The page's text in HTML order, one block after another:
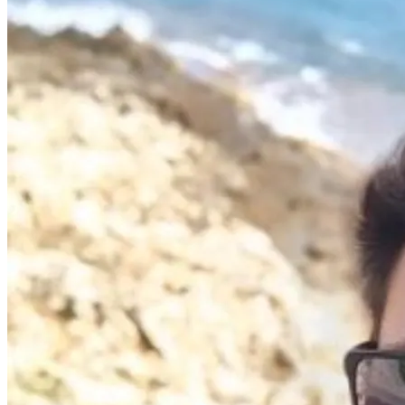
Dağhan Irak
@daghanirak.com